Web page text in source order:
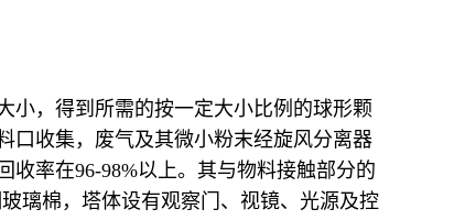
小，得到所需的按一定大小比例的球形颗
口收集，废气及其微小粉末经旋风分离器
率在96-98%以上。其与物料接触部分的
璃棉，塔体设有观察门、视镜、光源及控